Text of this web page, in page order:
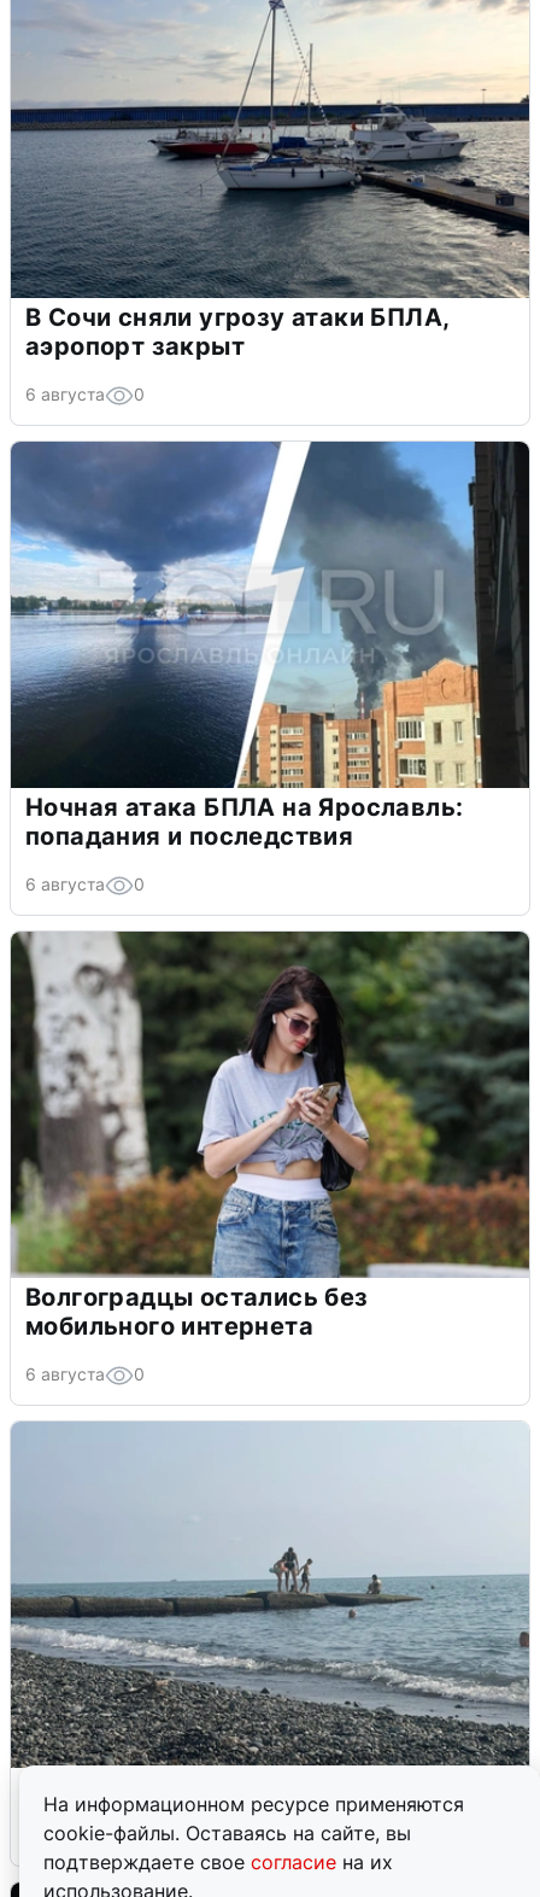
На информационном ресурсе применяются
cookie-файлы. Оставаясь на сайте, вы
подтверждаете свое согласие на их
использование.
В Сочи сняли угрозу атаки БПЛА,
аэропорт закрыт
6 августа 0
Ночная атака БПЛА на Ярославль:
попадания и последствия
6 августа 0
Волгоградцы остались без
мобильного интернета
6 августа 0
6 августа 0